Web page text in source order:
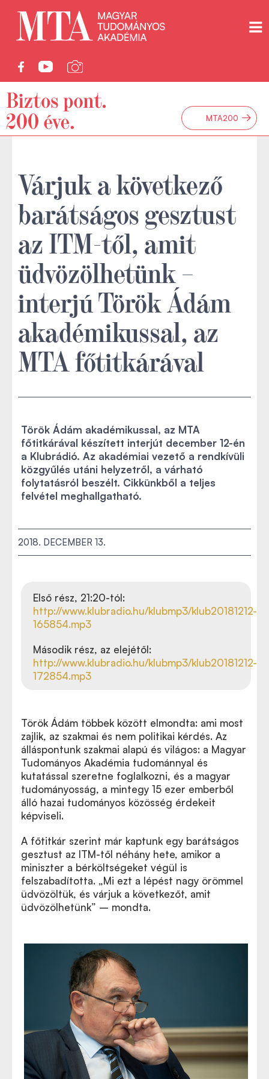
MTA200 →
Várjuk a következő
barátságos gesztust
az ITM-től, amit
üdvözölhetünk –
interjú Török Ádám
akadémikussal, az
MTA főtitkárával
Török Ádám akadémikussal, az MTA
főtitkárával készített interjút december 12-én
a Klubrádió. Az akadémiai vezető a rendkívüli
közgyűlés utáni helyzetről, a várható
folytatásról beszélt. Cikkünkből a teljes
felvétel meghallgatható.
2018. DECEMBER 13.
Első rész, 21:20-tól:
http://www.klubradio.hu/klubmp3/klub20181212-
165854.mp3
Második rész, az elejétől:
http://www.klubradio.hu/klubmp3/klub20181212-
172854.mp3
Az MTA 190., rendkívüli közgyűlésének aloldala
Török Ádám többek között elmondta: ami most
zajlik, az szakmai és nem politikai kérdés. Az
álláspontunk szakmai alapú és világos: a Magyar
Tudományos Akadémia tudománnyal és
kutatással szeretne foglalkozni, és a magyar
tudományosság, a mintegy 15 ezer emberből
álló hazai tudományos közösség érdekeit
képviseli.
A főtitkár szerint már kaptunk egy barátságos
gesztust az ITM-től néhány hete, amikor a
miniszter a bérköltségeket végül is
felszabadította. „Mi ezt a lépést nagy örömmel
üdvözöltük, és várjuk a következőt, amit
üdvözölhetünk” – mondta.